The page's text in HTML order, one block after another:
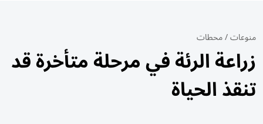
منوعات/محطات
زراعة الرئة في مرحلة متأخرة قد
تنقذ الحياة